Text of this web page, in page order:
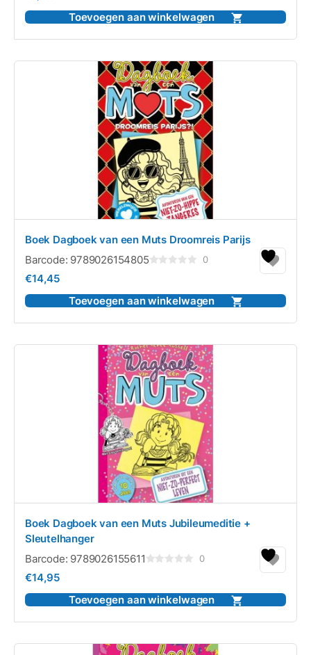
5
Toevoegen aan winkelwagen
Boek Dagboek van een Muts Droomreis Parijs
Barcode: 9789026154805
5
0
€14,45
Toevoegen aan winkelwagen
Boek Dagboek van een Muts Jubileumeditie +
Sleutelhanger
Barcode: 9789026155611
5
0
€14,95
Toevoegen aan winkelwagen